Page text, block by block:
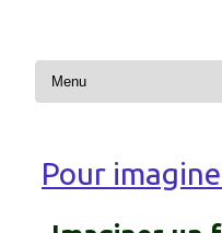
Aller au contenu
Pour